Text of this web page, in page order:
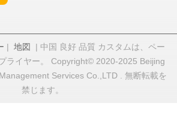
| 地図
| 中国 良好 品質 カスタムは、ペー
ライヤー。 Copyright© 2020-2025 Beijing
Services Co.,LTD . 無断転載を
禁じます。